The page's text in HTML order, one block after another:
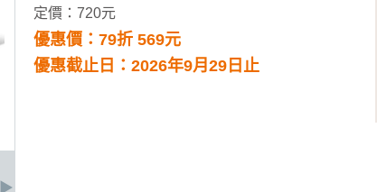
定價：720元
優惠價：79折 569元
優惠截止日：2026年9月29日止